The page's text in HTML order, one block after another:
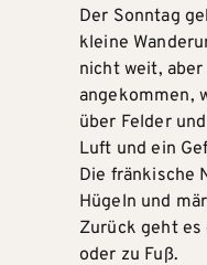
Der Sonntag
kleine
nicht weit,
angekommen,
über Felder
Luft und ein
Die fränkische
Hügeln und
Zurück geht
oder zu Fuß.